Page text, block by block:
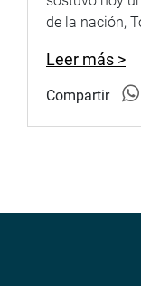
de la nación,
Leer más >
Compartir